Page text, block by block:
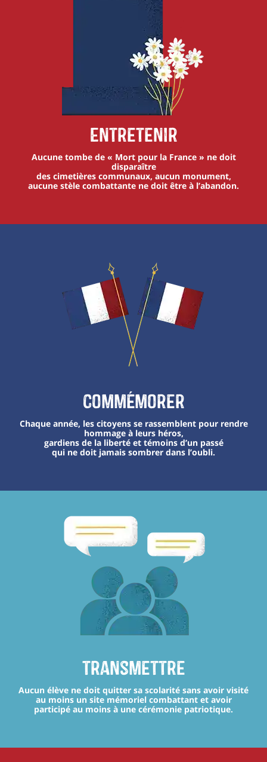
Entretenir
Aucune tombe de « Mort pour la France » ne doit
disparaître
des cimetières communaux, aucun monument,
aucune stèle combattante ne doit être à l’abandon.
Commémorer
Chaque année, les citoyens se rassemblent pour rendre
hommage à leurs héros,
gardiens de la liberté et témoins d’un passé
qui ne doit jamais sombrer dans l’oubli.
transmettre
Aucun élève ne doit quitter sa scolarité sans avoir visité
au moins un site mémoriel combattant et avoir
participé au moins à une cérémonie patriotique.